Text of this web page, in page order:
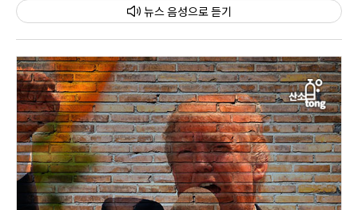
뉴스 음성